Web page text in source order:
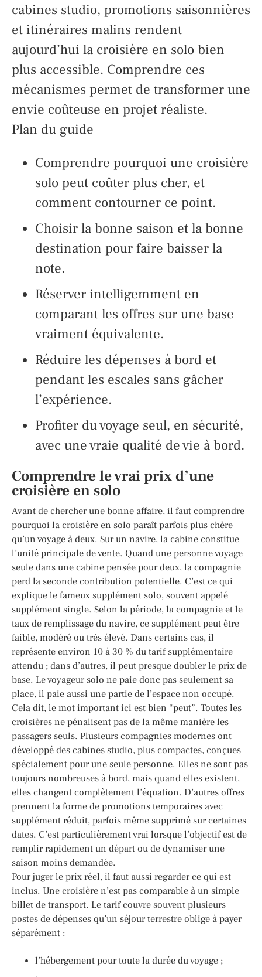
cabines studio, promotions saisonnières
et itinéraires malins rendent
aujourd’hui la croisière en solo bien
plus accessible. Comprendre ces
mécanismes permet de transformer une
envie coûteuse en projet réaliste.
Plan du guide
Comprendre pourquoi une croisière
solo peut coûter plus cher, et
comment contourner ce point.
Choisir la bonne saison et la bonne
destination pour faire baisser la
note.
Réserver intelligemment en
comparant les offres sur une base
vraiment équivalente.
Réduire les dépenses à bord et
pendant les escales sans gâcher
l’expérience.
Profiter du voyage seul, en sécurité,
avec une vraie qualité de vie à bord.
Comprendre le vrai prix d’une
croisière en solo
Avant de chercher une bonne affaire, il faut comprendre
pourquoi la croisière en solo paraît parfois plus chère
qu’un voyage à deux. Sur un navire, la cabine constitue
l’unité principale de vente. Quand une personne voyage
seule dans une cabine pensée pour deux, la compagnie
perd la seconde contribution potentielle. C’est ce qui
explique le fameux supplément solo, souvent appelé
supplément single. Selon la période, la compagnie et le
taux de remplissage du navire, ce supplément peut être
faible, modéré ou très élevé. Dans certains cas, il
représente environ 10 à 30 % du tarif supplémentaire
attendu ; dans d’autres, il peut presque doubler le prix de
base. Le voyageur solo ne paie donc pas seulement sa
place, il paie aussi une partie de l’espace non occupé.
Cela dit, le mot important ici est bien “peut”. Toutes les
croisières ne pénalisent pas de la même manière les
passagers seuls. Plusieurs compagnies modernes ont
développé des cabines studio, plus compactes, conçues
spécialement pour une seule personne. Elles ne sont pas
toujours nombreuses à bord, mais quand elles existent,
elles changent complètement l’équation. D’autres offres
prennent la forme de promotions temporaires avec
supplément réduit, parfois même supprimé sur certaines
dates. C’est particulièrement vrai lorsque l’objectif est de
remplir rapidement un départ ou de dynamiser une
saison moins demandée.
Pour juger le prix réel, il faut aussi regarder ce qui est
inclus. Une croisière n’est pas comparable à un simple
billet de transport. Le tarif couvre souvent plusieurs
postes de dépenses qu’un séjour terrestre oblige à payer
séparément :
l’hébergement pour toute la durée du voyage ;